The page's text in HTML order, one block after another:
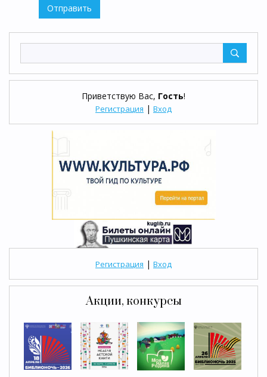
Приветствую Вас, Гость!
Регистрация | Вход
Регистрация | Вход
Акции, конкурсы
Отправить